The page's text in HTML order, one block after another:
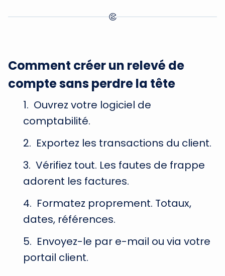
Comment créer un relevé de
compte sans perdre la tête
Ouvrez votre logiciel de
comptabilité.
Exportez les transactions du client.
Vérifiez tout. Les fautes de frappe
adorent les factures.
Formatez proprement. Totaux,
dates, références.
Envoyez-le par e-mail ou via votre
portail client.